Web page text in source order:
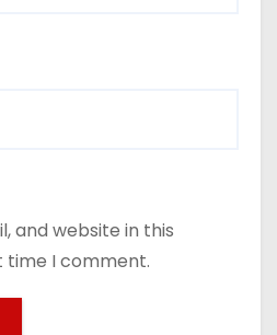
and website in this
I comment.